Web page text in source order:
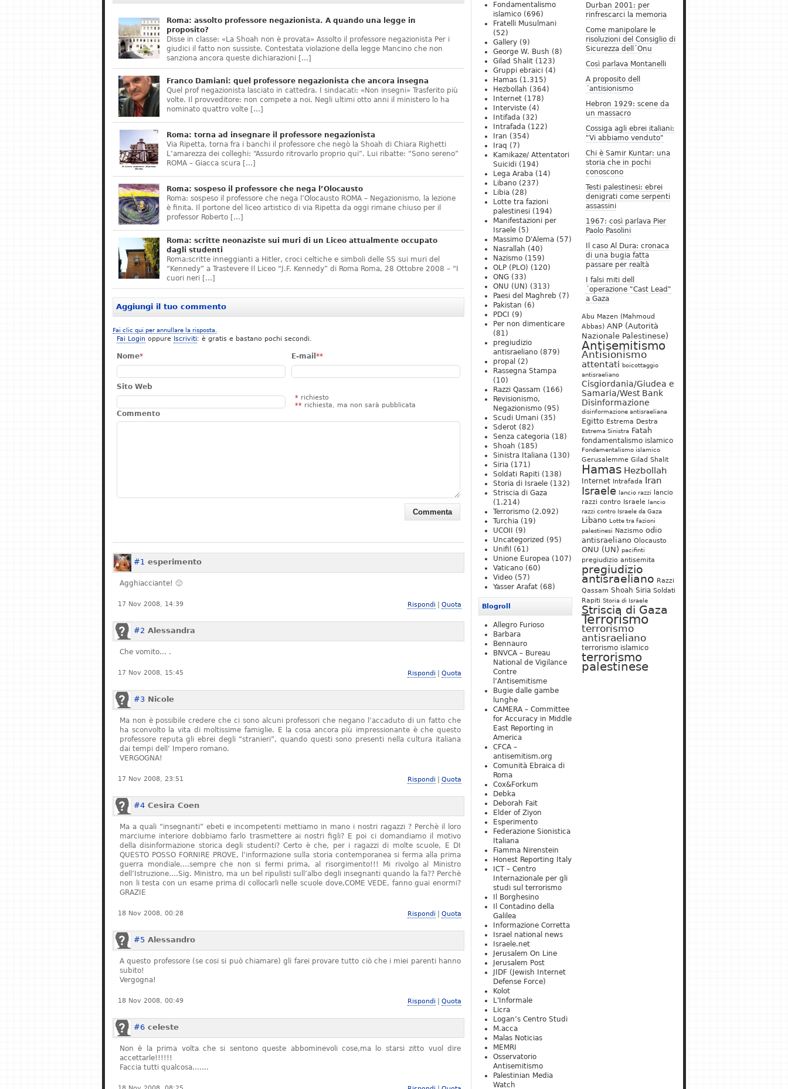
Roma: assolto professore negazionista. A quando una legge in
proposito?
Disse in classe: «La Shoah non è provata» Assolto il professore negazionista Per i
giudici il fatto non sussiste. Contestata violazione della legge Mancino che non
sanziona ancora queste dichiarazioni […]
Franco Damiani: quel professore negazionista che ancora insegna
Quel prof negazionista lasciato in cattedra. I sindacati: «Non insegni» Trasferito più
volte. Il provveditore: non compete a noi. Negli ultimi otto anni il ministero lo ha
nominato quattro volte […]
Roma: torna ad insegnare il professore negazionista
Via Ripetta, torna fra i banchi il professore che negò la Shoah di Chiara Righetti
L’amarezza dei colleghi: “Assurdo ritrovarlo proprio qui”. Lui ribatte: “Sono sereno”
ROMA – Giacca scura […]
Roma: sospeso il professore che nega l’Olocausto
Roma: sospeso il professore che nega l’Olocausto ROMA – Negazionismo, la lezione
è finita. Il portone del liceo artistico di via Ripetta da oggi rimane chiuso per il
professor Roberto […]
Roma: scritte neonaziste sui muri di un Liceo attualmente occupato
dagli studenti
Roma:scritte inneggianti a Hitler, croci celtiche e simboli delle SS sui muri del
“Kennedy” a Trastevere Il Liceo “J.F. Kennedy” di Roma Roma, 28 Ottobre 2008 – “I
cuori neri […]
Aggiungi il tuo commento
Fai clic qui per annullare la risposta.
Fai Login oppure Iscriviti: è gratis e bastano pochi secondi.
Nome* E-mail **
Sito Web
* richiesto
** richiesta, ma non sarà pubblicata
Commento
#1 esperimento
Agghiacciante! 🙁
17 Nov 2008, 14:39 Rispondi Quota
#2 Alessandra
Che vomito… .
17 Nov 2008, 15:45 Rispondi Quota
#3 Nicole
Ma non è possibile credere che ci sono alcuni professori che negano l’accaduto di un fatto che
ha sconvolto la vita di moltissime famiglie. E la cosa ancora più impressionante è che questo
professore reputa gli ebrei degli “stranieri”, quando questi sono presenti nella cultura italiana
dai tempi dell’ Impero romano.
VERGOGNA!
17 Nov 2008, 23:51 Rispondi Quota
#4 Cesira Coen
Ma a quali “insegnanti” ebeti e incompetenti mettiamo in mano i nostri ragazzi ? Perchè il loro
marciume interiore dobbiamo farlo trasmettere ai nostri figli? E poi ci domandiamo il motivo
della disinformazione storica degli studenti? Certo è che, per i ragazzi di molte scuole, E DI
QUESTO POSSO FORNIRE PROVE, l’informazione sulla storia contemporanea si ferma alla prima
guerra mondiale….sempre che non si fermi prima, al risorgimento!!! Mi rivolgo al Ministro
dell’Istruzione….Sig. Ministro, ma un bel ripulisti sull’albo degli insegnanti quando la fa?? Perchè
non li testa con un esame prima di collocarli nelle scuole dove,COME VEDE, fanno guai enormi?
GRAZIE
18 Nov 2008, 00:28 Rispondi Quota
#5 Alessandro
A questo professore (se cosi si può chiamare) gli farei provare tutto ciò che i miei parenti hanno
subito!
Vergogna!
18 Nov 2008, 00:49 Rispondi Quota
#6 celeste
Non è la prima volta che si sentono queste abbominevoli cose,ma lo starsi zitto vuol dire
accettarle!!!!!!
Faccia tutti qualcosa…….
Durban 2001: per
rinfrescarci la memoria
Come manipolare le
risoluzioni del Consiglio di
Sicurezza dell´Onu
Così parlava Montanelli
A proposito dell
´antisionismo
Hebron 1929: scene da
un massacro
Cossiga agli ebrei italiani:
"Vi abbiamo venduto"
Chi è Samir Kuntar: una
storia che in pochi
conoscono
Testi palestinesi: ebrei
denigrati come serpenti
assassini
1967: così parlava Pier
Paolo Pasolini
Il caso Al Dura: cronaca
di una bugia fatta
passare per realtà
I falsi miti dell
´operazione "Cast Lead"
a Gaza
Abu Mazen (Mahmoud
Abbas) ANP (Autorità
Nazionale Palestinese)
Antisemitismo
Antisionismo
attentati boicottaggio
antisraeliano
Cisgiordania/Giudea e
Samaria/West Bank
Disinformazione
disinformazione antisraeliana
Egitto Estrema Destra
Estrema Sinistra Fatah
fondamentalismo islamico
Fondamentalismo islamico
Gerusalemme Gilad Shalit
Hamas Hezbollah
Internet Intrafada Iran
Israele lancio razzi
lancio
razzi contro Israele lancio
razzi contro Israele da Gaza
Libano Lotte tra fazioni
palestinesi Nazismo odio
antisraeliano Olocausto
ONU (UN) pacifinti
pregiudizio antisemita
pregiudizio
antisraeliano Razzi
Qassam Shoah Siria Soldati
Rapiti Storia di Israele
Striscia di Gaza
Terrorismo
terrorismo
antisraeliano
terrorismo islamico
terrorismo
palestinese
Fondamentalismo
islamico (696)
Fratelli Musulmani
(52)
Gallery (9)
George W. Bush (8)
Gilad Shalit (123)
Gruppi ebraici (4)
Hamas (1.315)
Hezbollah (364)
Internet (178)
Interviste (4)
Intifada (32)
Intrafada (122)
Iran (354)
Iraq (7)
Kamikaze/ Attentatori
Suicidi (194)
Lega Araba (14)
Libano (237)
Libia (28)
Lotte tra fazioni
palestinesi (194)
Manifestazioni per
Israele (5)
Massimo D'Alema (57)
Nasrallah (40)
Nazismo (159)
OLP (PLO) (120)
ONG (33)
ONU (UN) (313)
Paesi del Maghreb (7)
Pakistan (6)
PDCI
(9)
Per non dimenticare
(81)
pregiudizio
antisraeliano (879)
propal (2)
Rassegna Stampa
(10)
Razzi Qassam (166)
Revisionismo,
Negazionismo (95)
Scudi Umani (35)
Sderot (82)
Senza categoria (18)
Shoah (185)
Sinistra Italiana (130)
Siria (171)
Soldati Rapiti (138)
Storia di Israele (132)
Striscia di Gaza
(1.214)
Terrorismo (2.092)
Turchia (19)
UCOII
(9)
Uncategorized (95)
Unifil
(61)
Unione Europea (107)
Vaticano (60)
Video (57)
Yasser Arafat (68)
Blogroll
Allegro Furioso
Barbara
Bennauro
BNVCA – Bureau
National de Vigilance
Contre
l’Antisemitisme
Bugie dalle gambe
lunghe
CAMERA – Committee
for Accuracy in Middle
East Reporting in
America
CFCA –
antisemitism.org
Comunità Ebraica di
Roma
Cox&Forkum
Debka
Deborah Fait
Elder of Ziyon
Esperimento
Federazione Sionistica
Italiana
Fiamma Nirenstein
Honest Reporting Italy
ICT – Centro
Internazionale per gli
studi sul terrorismo
Il Borghesino
Il Contadino della
Galilea
Informazione Corretta
Israel national news
Israele.net
Jerusalem On Line
Jerusalem Post
JIDF (Jewish Internet
Defense Force)
Kolot
L'Informale
Licra
Logan’s Centro Studi
M.acca
Malas Noticias
MEMRI
Osservatorio
Antisemitismo
Palestinian Media
Watch